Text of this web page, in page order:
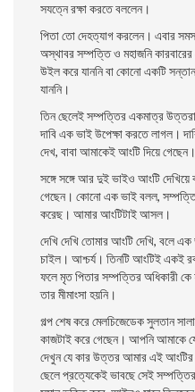
সযত্নে রক্ষা করতে বললেন।
পিতা তাে দেহত্যাগ করলেন। এবার
অস্থাবর সম্পত্তি ও মহাজনি কারবারের
উইল করে যাননি বা কোনাে একটি
যাননি।
তিন ছেলেই সম্পত্তির একমাত্র
দাবি এক ভাই উপেক্ষা করতে লাগল।
দেখ, বাবা আমাকেই আংটি দিয়ে
সঙ্গে সঙ্গে আর দুই ভাইও আংটি
গেছেন। কোনাে এক ভাই বলল,
করেছ। আমারআংটিটাই আসল।
দেখি দেখি তােমার আংটি দেখি, বলে
চাইল। আশ্চর্য। তিনটি আংটিই একই
ফলে মৃত পিতার সম্পত্তির অধিকারী
তার মীমাংসা হয়নি।
গল্প শেষ করে মেলচিজেডেক সুলতান
কাজটাই করে গেছেন। আপনি আমাকে
দেখুন যে কার উত্তর আমার এই আংটির
ছেলে প্রত্যেকেই ভাবছে সেই